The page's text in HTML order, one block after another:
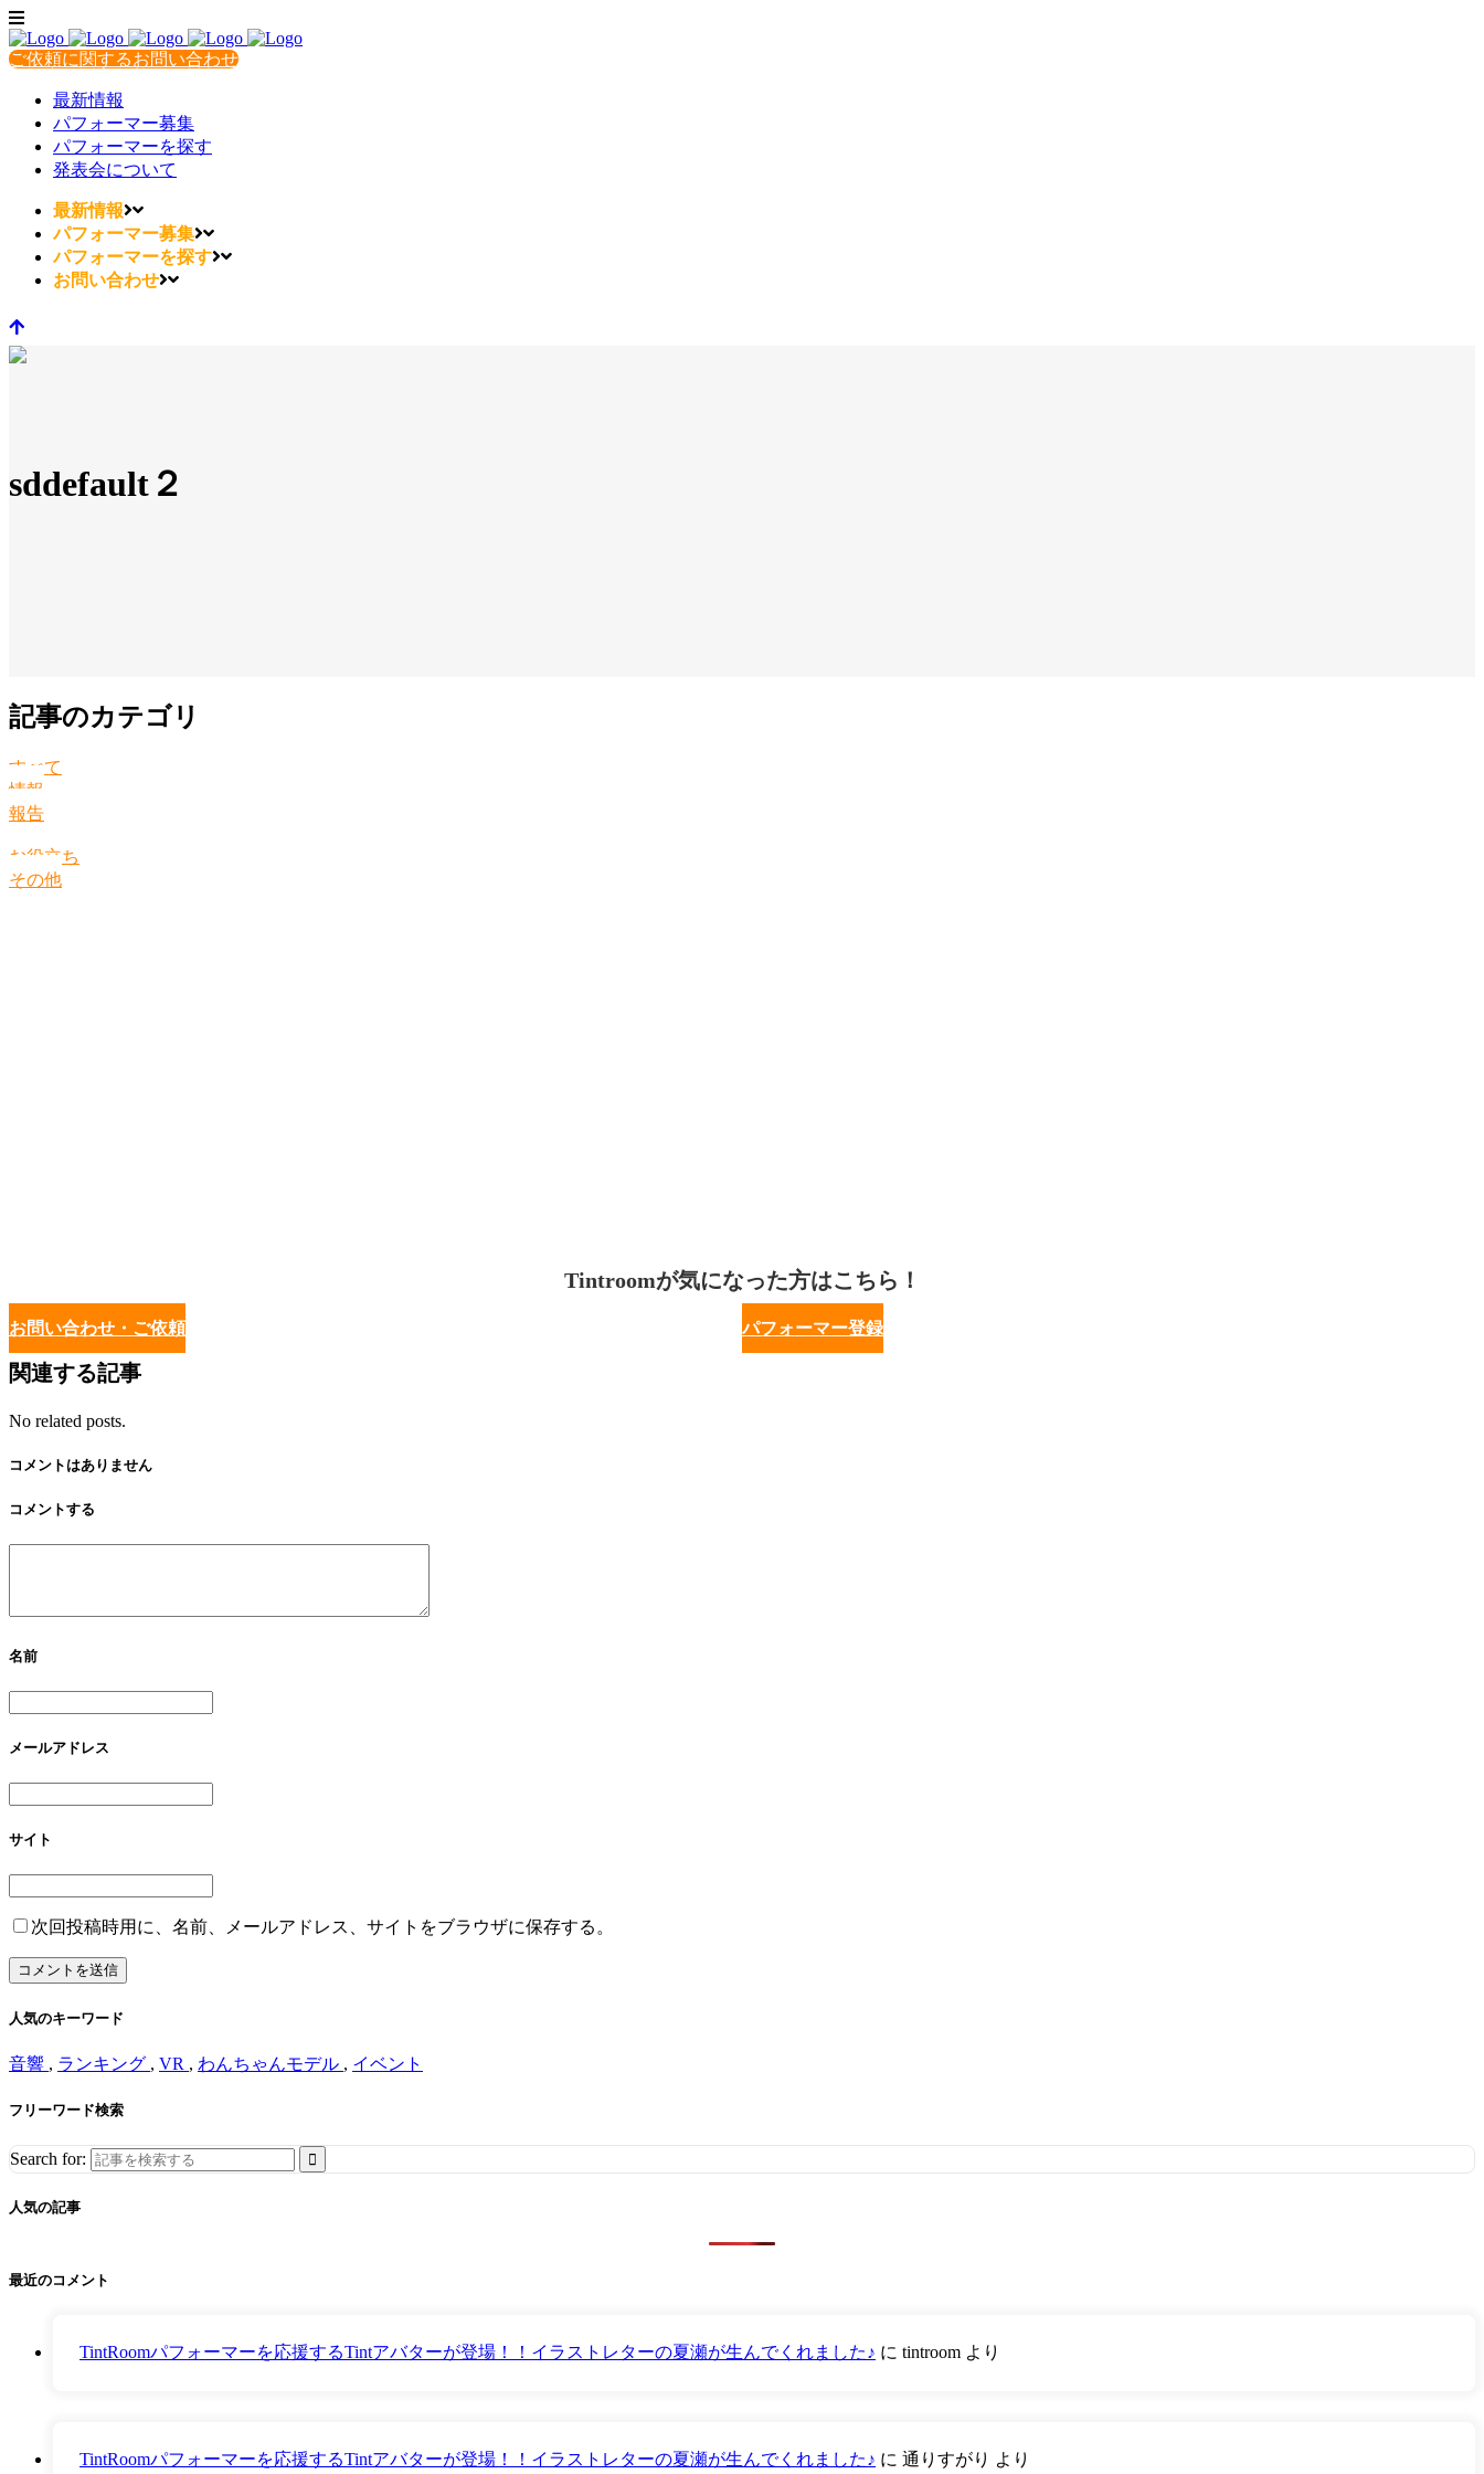
ご依頼に関するお問い合わせ
最新情報
パフォーマー募集
パフォーマーを探す
発表会について
最新情報
パフォーマー募集
パフォーマーを探す
お問い合わせ
sddefault２
記事のカテゴリ
すべて
情報
報告
お役立ち
その他
Tintroomが気になった方はこちら！
お問い合わせ・ご依頼 パフォーマー登録
関連する記事
No related posts.
コメントはありません
コメントする
名前
メールアドレス
サイト
次回投稿時用に、名前、メールアドレス、サイトをブラウザに保存する。
人気のキーワード
音響 , ランキング , VR , わんちゃんモデル , イベント
フリーワード検索
Search for:
人気の記事
最近のコメント
TintRoomパフォーマーを応援するTintアバターが登場！！イラストレターの夏瀬が生んでくれました♪ に tintroom より
TintRoomパフォーマーを応援するTintアバターが登場！！イラストレターの夏瀬が生んでくれました♪ に 通りすがり より